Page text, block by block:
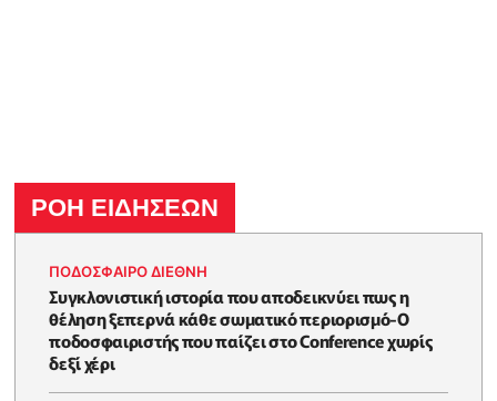
ΡΟΗ ΕΙΔΗΣΕΩΝ
ΠΟΔΟΣΦΑΙΡΟ ΔΙΕΘΝΗ
Συγκλονιστική ιστορία που αποδεικνύει πως η
θέληση ξεπερνά κάθε σωματικό περιορισμό-Ο
ποδοσφαιριστής που παίζει στο Conference χωρίς
δεξί χέρι